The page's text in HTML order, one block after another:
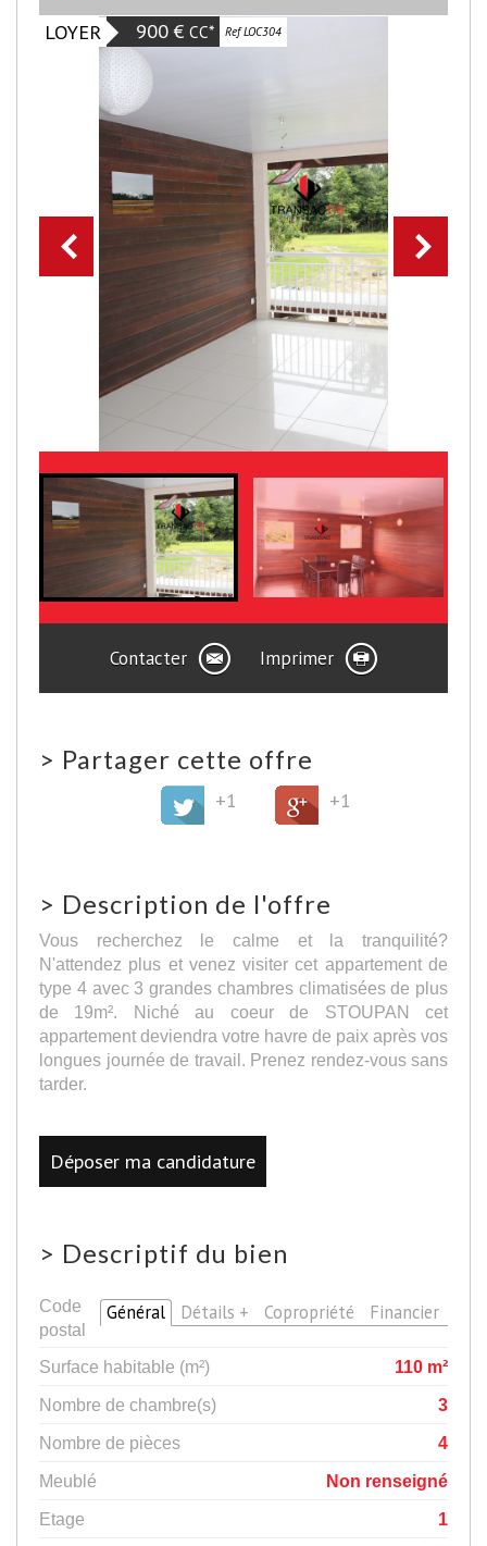
LOYER
900 € CC* Ref LOC304
Contacter Imprimer
> Partager cette offre
+1 +1
> Description de l'offre
Vous recherchez le calme et la tranquilité?
N'attendez plus et venez visiter cet appartement de
type 4 avec 3 grandes chambres climatisées de plus
de 19m². Niché au coeur de STOUPAN cet
appartement deviendra votre havre de paix après vos
longues journée de travail. Prenez rendez-vous sans
tarder.
Déposer ma candidature
> Descriptif du bien
Général Détails + Copropriété Financier
Code
postal
97351
Surface habitable (m²)
110 m²
Nombre de chambre(s)
3
Nombre de pièces
4
Meublé
Non renseigné
Etage
1